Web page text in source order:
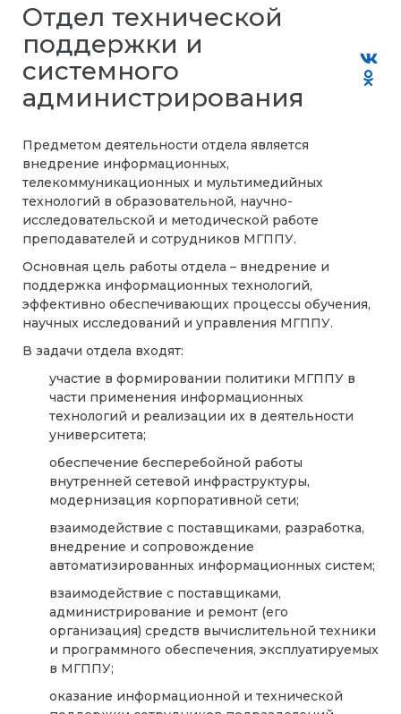
Отдел технической
поддержки и
системного
администрирования
Предметом деятельности отдела является
внедрение информационных,
телекоммуникационных и мультимедийных
технологий в образовательной, научно-
исследовательской и методической работе
преподавателей и сотрудников МГППУ.
Основная цель работы отдела – внедрение и
поддержка информационных технологий,
эффективно обеспечивающих процессы обучения,
научных исследований и управления МГППУ.
В задачи отдела входят:
участие в формировании политики МГППУ в
части применения информационных
технологий и реализации их в деятельности
университета;
обеспечение бесперебойной работы
внутренней сетевой инфраструктуры,
модернизация корпоративной сети;
взаимодействие с поставщиками, разработка,
внедрение и сопровождение
автоматизированных информационных систем;
взаимодействие с поставщиками,
администрирование и ремонт (его
организация) средств вычислительной техники
и программного обеспечения, эксплуатируемых
в МГППУ;
оказание информационной и технической